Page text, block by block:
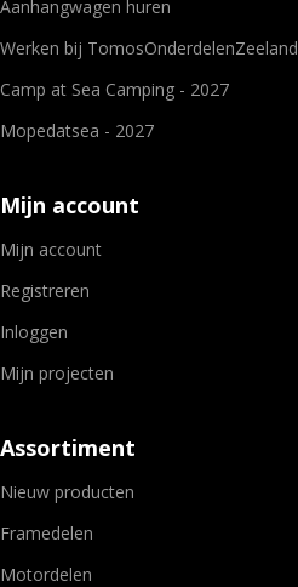
Aanhangwagen huren
Werken bij TomosOnderdelenZeeland
Camp at Sea Camping - 2027
Mopedatsea - 2027
Mijn account
Mijn account
Registreren
Inloggen
Mijn projecten
Assortiment
Nieuw producten
Framedelen
Motordelen